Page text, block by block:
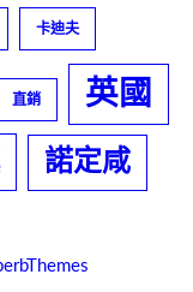
卡迪夫
直銷 英國
諾定咸